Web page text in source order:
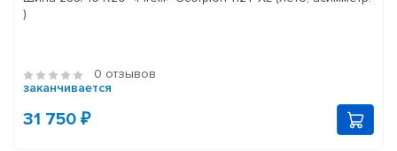
)
0 отзывов
заканчивается
31 750 ₽